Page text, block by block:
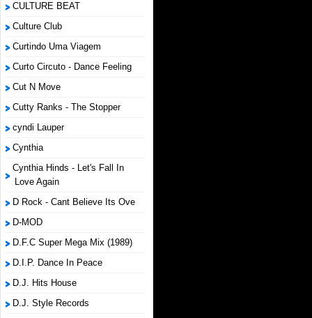
CULTURE BEAT
Culture Club
Curtindo Uma Viagem
Curto Circuto - Dance Feeling
Cut N Move
Cutty Ranks - The Stopper
cyndi Lauper
Cynthia
Cynthia Hinds - Let's Fall In
Love Again
D Rock - Cant Believe Its Ove
D-MOD
D.F.C Super Mega Mix (1989)
D.I.P. Dance In Peace
D.J. Hits House
D.J. Style Records